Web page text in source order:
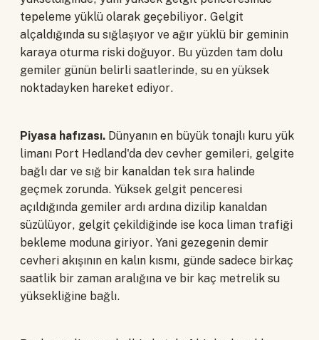
tepeleme yüklü olarak geçebiliyor. Gelgit
alçaldığında su sığlaşıyor ve ağır yüklü bir geminin
karaya oturma riski doğuyor. Bu yüzden tam dolu
gemiler günün belirli saatlerinde, su en yüksek
noktadayken hareket ediyor.
Piyasa hafızası. Dünyanın en büyük tonajlı kuru yük
limanı Port Hedland'da dev cevher gemileri, gelgite
bağlı dar ve sığ bir kanaldan tek sıra halinde
geçmek zorunda. Yüksek gelgit penceresi
açıldığında gemiler ardı ardına dizilip kanaldan
süzülüyor, gelgit çekildiğinde ise koca liman trafiği
bekleme moduna giriyor. Yani gezegenin demir
cevheri akışının en kalın kısmı, günde sadece birkaç
saatlik bir zaman aralığına ve bir kaç metrelik su
yüksekliğine bağlı.